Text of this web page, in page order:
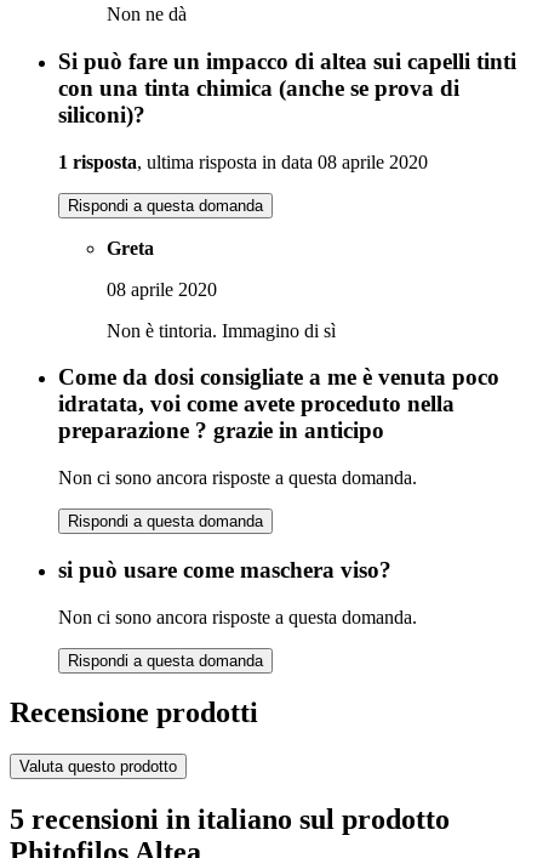
Non ne dà
Si può fare un impacco di altea sui capelli tinti
con una tinta chimica (anche se prova di
siliconi)?
1 risposta, ultima risposta in data 08 aprile 2020
Rispondi a questa domanda
Greta
08 aprile 2020
Non è tintoria. Immagino di sì
Come da dosi consigliate a me è venuta poco
idratata, voi come avete proceduto nella
preparazione ? grazie in anticipo
Non ci sono ancora risposte a questa domanda.
Rispondi a questa domanda
si può usare come maschera viso?
Non ci sono ancora risposte a questa domanda.
Rispondi a questa domanda
Recensione prodotti
Valuta questo prodotto
5 recensioni in italiano sul prodotto